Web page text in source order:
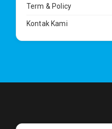
Term & Policy
Kontak Kami